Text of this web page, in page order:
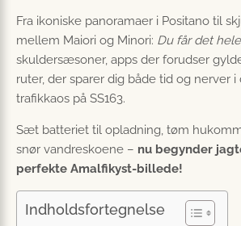
Fra ikoniske panoramaer i Positano til
mellem Maiori og Minori: Du får det hele
skuldersæsoner, apps der forudser
ruter, der sparer dig både tid og nerver
trafikkaos på SS163.
Sæt batteriet til opladning, tøm
snør vandreskoene – nu begynder
perfekte Amalfikyst-billede!
Indholdsfortegnelse